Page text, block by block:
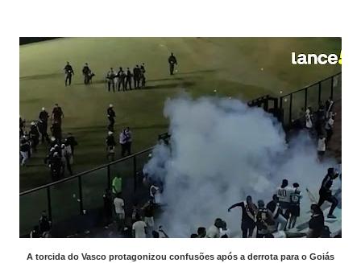
A torcida do Vasco protagonizou confusões após a derrota para o Goiás